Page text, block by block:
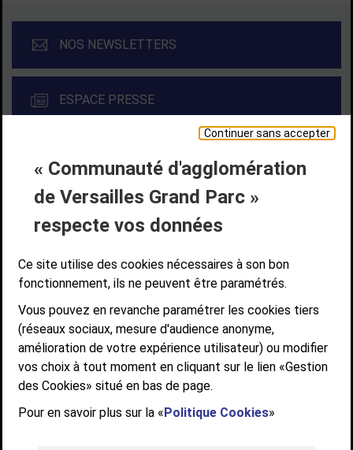
Continuer sans accepter
« Communauté d'agglomération
de Versailles Grand Parc »
respecte vos données
Ce site utilise des cookies nécessaires à son bon
fonctionnement, ils ne peuvent être paramétrés.
Vous pouvez en revanche paramétrer les cookies tiers
(réseaux sociaux, mesure d'audience anonyme,
amélioration de votre expérience utilisateur) ou modifier
vos choix à tout moment en cliquant sur le lien «Gestion
des Cookies» situé en bas de page.
Pour en savoir plus sur la «Politique Cookies»
NOS NEWSLETTERS
ESPACE PRESSE
Liens bas de page
CONTACT MENTIONS LÉGALES
PLAN DE SITE
ACCESSIBILITÉ NUMÉRIQUE
GESTION DES COOKIES
Suivez-nous
SUIVEZ-NOUS SUR
Communauté d'agglomération de Versailles
Grand Parc
6, AVENUE DE PARIS - CS 10922 - 78009 VERSAILLES CEDEX
STANDARD : 01 39 66 30 00 - OUVERT DU LUNDI AU VENDREDI DE 9H À